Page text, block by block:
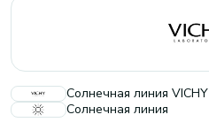
Солнечная линия VICHY
Солнечная линия